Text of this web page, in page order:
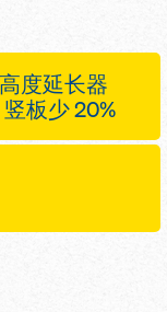
度延长器
板少 20%
，仅